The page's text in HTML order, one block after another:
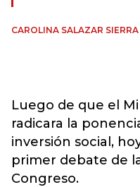
CAROLINA SALAZAR SIERRA
Luego de que el
radicara la
inversión social,
primer debate de
Congreso.